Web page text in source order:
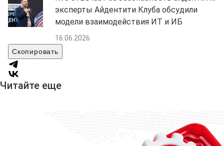
эксперты Айдентити Клуба обсудили
модели взаимодействия ИТ и ИБ
16.06.2026
Скопировать
Читайте еще